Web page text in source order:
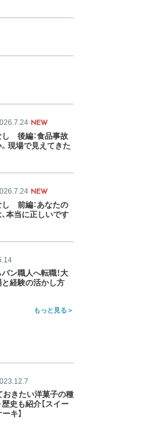
NEW
後編：食品事故
現場で見えてきた
NEW
前編：あなたの
本当に正しいです
ン職人へ転職！大
経験の活かし方
もっと見る
おきたい洋菓子の種
歴史も紹介【スイー
キ】